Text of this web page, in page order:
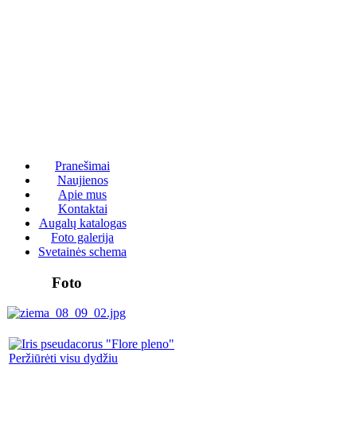
Pranešimai
Naujienos
Apie mus
Kontaktai
Augalų katalogas
Foto galerija
Svetainės schema
Foto
Peržiūrėti visu dydžiu